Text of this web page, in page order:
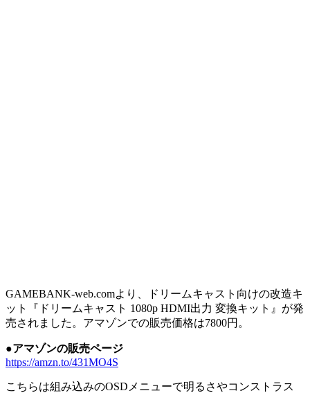
GAMEBANK-web.comより、ドリームキャスト向けの改造キ
ット『ドリームキャスト 1080p HDMI出力 変換キット』が発
売されました。アマゾンでの販売価格は7800円。
●アマゾンの販売ページ
https://amzn.to/431MO4S
こちらは組み込みのOSDメニューで明るさやコンストラス